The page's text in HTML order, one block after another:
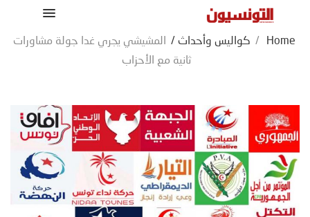
Home
/ كواليس وأحداث /
المشيشي يجري غدا جولة مشاورات
ثانية مع الأحزاب